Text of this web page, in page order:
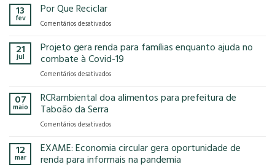
13
fev
Por Que Reciclar
Comentários desativadosem
Que
Reciclar
21
jul
Projeto gera renda para famílias enquanto ajuda no
combate à Covid-19
Comentários desativadosem
gera
famílias
ajuda
no
07
maio
RCRambiental doa alimentos para prefeitura de
Taboão da Serra
Comentários desativadosem
doa
alimentos
12
mar
EXAME: Economia circular gera oportunidade de
renda para informais na pandemia